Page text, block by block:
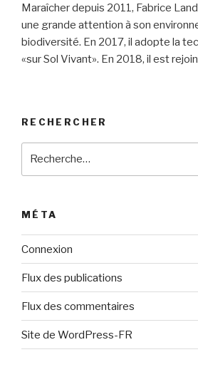
Maraîcher depuis 2011, Fabrice
une grande attention à son
biodiversité. En 2017, il adopte la
«sur Sol Vivant». En 2018, il est
RECHERCHER
MÉTA
Connexion
Flux des publications
Flux des commentaires
Site de WordPress-FR